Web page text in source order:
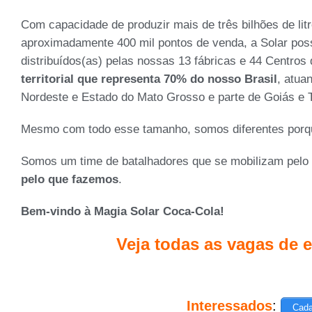
Com capacidade de produzir mais de três bilhões de
aproximadamente 400 mil pontos de venda, a Solar
distribuídos(as) pelas nossas 13 fábricas e 44
territorial que representa 70% do nosso Brasil,
Nordeste e Estado do Mato Grosso e parte de Goiás e
Mesmo com todo esse tamanho, somos diferentes
Somos um time de batalhadores que se mobilizam
pelo que fazemos.
Bem-vindo à Magia Solar Coca-Cola!
Veja todas as vagas de
Interessados: